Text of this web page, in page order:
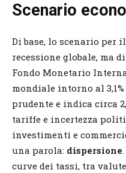
Scenario
Di base, lo scenario per
recessione globale, ma di
Fondo Monetario
mondiale intorno al 3,1%
prudente e indica circa
tariffe e incertezza
investimenti e
una parola: dispersione
curve dei tassi, tra